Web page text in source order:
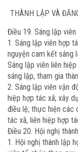
THÀNH LẬP VÀ
Điều 19. Sáng lập viên
1. Sáng lập viên hợp
nguyện cam kết sáng
Sáng lập viên liên
sáng lập, tham gia
2. Sáng lập viên vận
hiệp hợp tác xã; xây
điều lệ; thực hiện các
tác xã, liên hiệp hợp
Điều 20. Hội nghị
1. Hội nghị thành lập